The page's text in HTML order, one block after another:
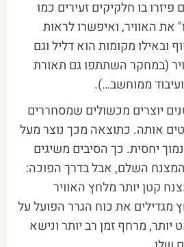
בו חלקיקים זעירים כמו
את האוויר, ואיפשרו לראות
ובאילו מקומות הוא דליל וגם
(במחקר השתתפו גם תאורת
ממוחשב…).
יוצרים מכשולים שמסחררים
אותה. כתוצאה מכך נוצר מעל
יחסית. כך הסיבים משיגים
השלם, אבל בדרך הפוכה:
קטן יותר מלחץ האוויר
מגדילים את כוח הגרר הפועל על
מרחף זמן רב יותר ונישא